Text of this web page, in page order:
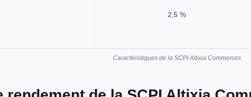
2,5 %
Caractéristiques de la SCPI Altixia Commerces